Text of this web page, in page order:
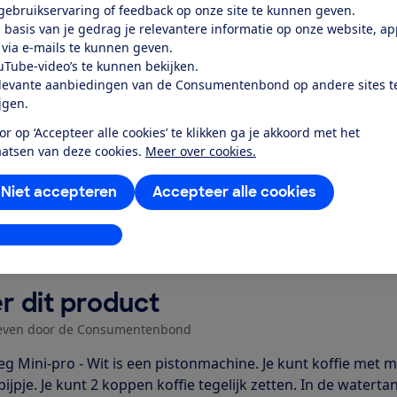
of feedback op onze site te kunnen geven.
basis van je gedrag je relevantere informatie op onze website,
e-mails te kunnen geven.
video’s te kunnen bekijken.
aanbiedingen van de Consumentenbond op andere sites
op ‘Accepteer alle cookies’ te klikken ga je akkoord met het
van deze cookies. Meer over cookies.
Accepteer alle cookies
Niet accepteren
aanpassen
toegang tot deze test?
dit product
door de Consumentenbond
Mini-pro - Wit is een pistonmachine. Je kunt koffie met
Je kunt 2 koppen koffie tegelijk zetten. In de